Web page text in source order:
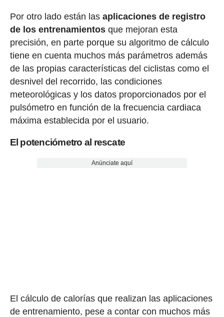
Por otro lado están las aplicaciones de registro
de los entrenamientosque mejoran esta
precisión, en parte porque su algoritmo de cálculo
tiene en cuenta muchos más parámetros además
de las propias características del ciclistas como el
desnivel del recorrido, las condiciones
meteorológicas y los datos proporcionados por el
pulsómetro en función de la frecuencia cardiaca
máxima establecida por el usuario.
El potenciómetro al rescate
Anúnciate aquí
El cálculo de calorías que realizan las aplicaciones
de entrenamiento, pese a contar con muchos más